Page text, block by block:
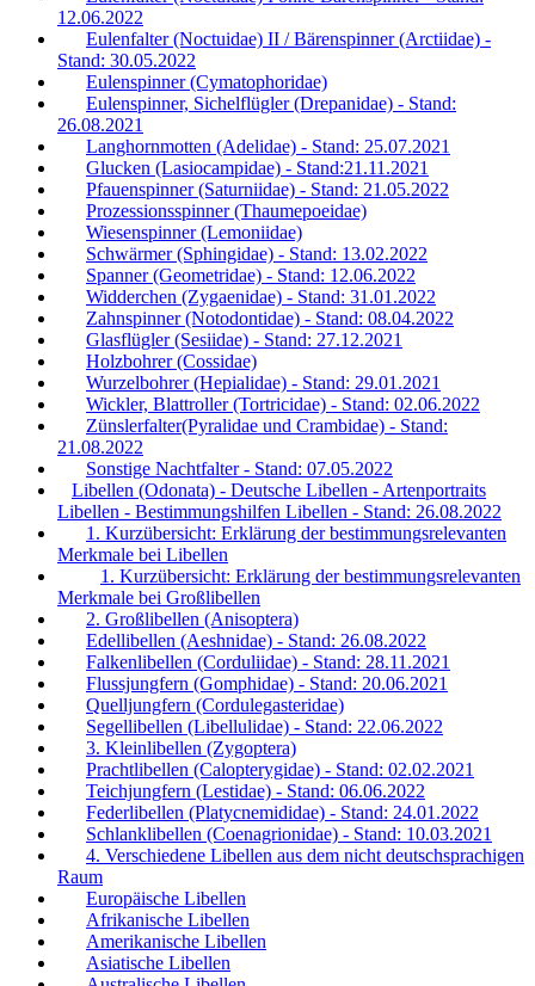
12.06.2022
Eulenfalter (Noctuidae) II / Bärenspinner (Arctiidae) -
Stand: 30.05.2022
Eulenspinner (Cymatophoridae)
Eulenspinner, Sichelflügler (Drepanidae) - Stand:
26.08.2021
Langhornmotten (Adelidae) - Stand: 25.07.2021
Glucken (Lasiocampidae) - Stand:21.11.2021
Pfauenspinner (Saturniidae) - Stand: 21.05.2022
Prozessionsspinner (Thaumepoeidae)
Wiesenspinner (Lemoniidae)
Schwärmer (Sphingidae) - Stand: 13.02.2022
Spanner (Geometridae) - Stand: 12.06.2022
Widderchen (Zygaenidae) - Stand: 31.01.2022
Zahnspinner (Notodontidae) - Stand: 08.04.2022
Glasflügler (Sesiidae) - Stand: 27.12.2021
Holzbohrer (Cossidae)
Wurzelbohrer (Hepialidae) - Stand: 29.01.2021
Wickler, Blattroller (Tortricidae) - Stand: 02.06.2022
Zünslerfalter(Pyralidae und Crambidae) - Stand:
21.08.2022
Sonstige Nachtfalter - Stand: 07.05.2022
Libellen (Odonata) - Deutsche Libellen - Artenportraits
Libellen - Bestimmungshilfen Libellen - Stand: 26.08.2022
1. Kurzübersicht: Erklärung der bestimmungsrelevanten
Merkmale bei Libellen
1. Kurzübersicht: Erklärung der bestimmungsrelevanten
Merkmale bei Großlibellen
2. Großlibellen (Anisoptera)
Edellibellen (Aeshnidae) - Stand: 26.08.2022
Falkenlibellen (Corduliidae) - Stand: 28.11.2021
Flussjungfern (Gomphidae) - Stand: 20.06.2021
Quelljungfern (Cordulegasteridae)
Segellibellen (Libellulidae) - Stand: 22.06.2022
3. Kleinlibellen (Zygoptera)
Prachtlibellen (Calopterygidae) - Stand: 02.02.2021
Teichjungfern (Lestidae) - Stand: 06.06.2022
Federlibellen (Platycnemididae) - Stand: 24.01.2022
Schlanklibellen (Coenagrionidae) - Stand: 10.03.2021
4. Verschiedene Libellen aus dem nicht deutschsprachigen
Raum
Europäische Libellen
Afrikanische Libellen
Amerikanische Libellen
Asiatische Libellen